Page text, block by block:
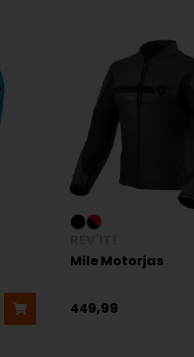
Mile Motorjas
449,99